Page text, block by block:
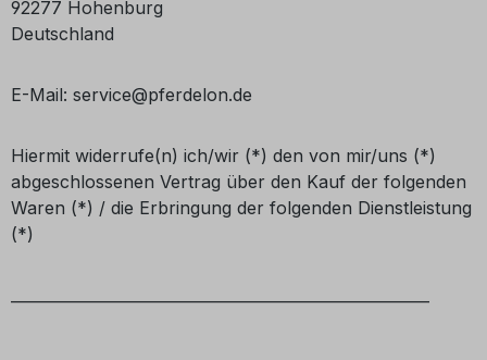
92277 Hohenburg
Deutschland
E-Mail: service@pferdelon.de
Hiermit widerrufe(n) ich/wir (*) den von mir/uns (*)
abgeschlossenen Vertrag über den Kauf der folgenden
Waren (*) / die Erbringung der folgenden Dienstleistung
(*)